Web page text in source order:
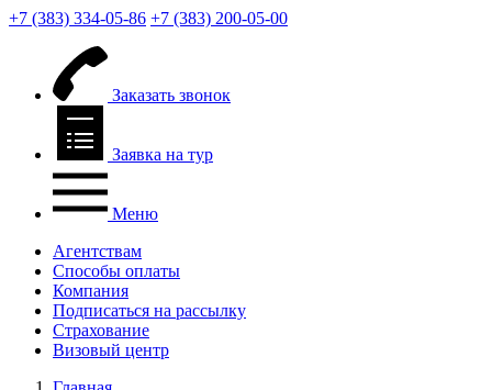
+7 (383) 334-05-86 +7 (383) 200-05-00
Заказать звонок
Заявка на тур
Меню
Агентствам
Способы оплаты
Компания
Подписаться на рассылку
Страхование
Визовый центр